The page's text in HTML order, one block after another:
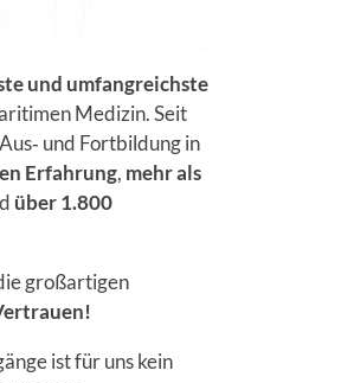
und umfangreichste
Medizin. Seit
und Fortbildung in
Erfahrung, mehr als
über 1.800
großartigen
ist für uns kein